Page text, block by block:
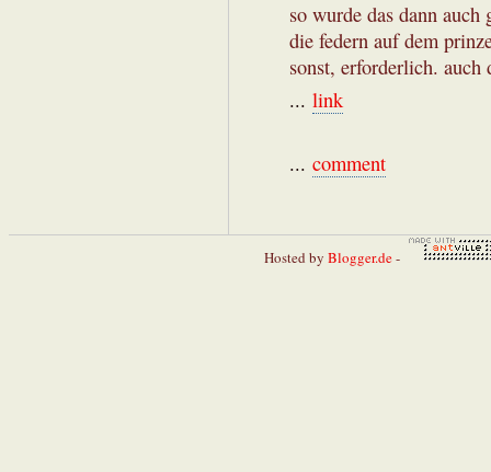
so wurde das dann
die federn auf dem
sonst, erforderlich.
... link
... comment
Hosted by Blogger.de-